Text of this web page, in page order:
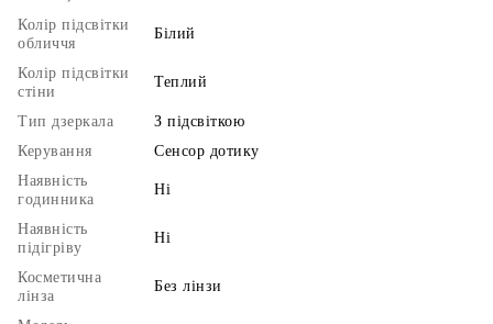
Колір підсвітки
обличчя
Білий
Колір підсвітки
стіни
Теплий
Тип дзеркала
З підсвіткою
Керування
Сенсор дотику
Наявність
годинника
Ні
Наявність
підігріву
Ні
Косметична
лінза
Без лінзи